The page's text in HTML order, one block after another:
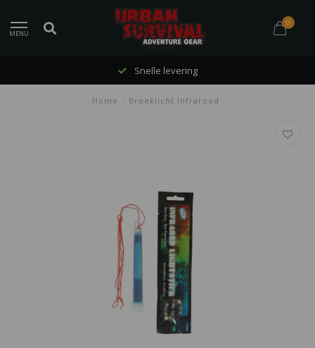
MENU
0
Snelle levering
Home Breeklicht Infrarood